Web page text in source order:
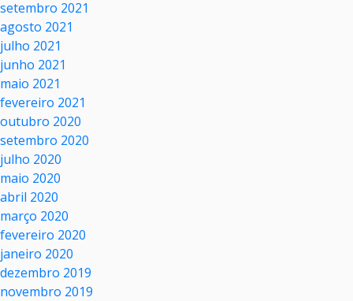
setembro 2021
agosto 2021
julho 2021
junho 2021
maio 2021
fevereiro 2021
outubro 2020
setembro 2020
julho 2020
maio 2020
abril 2020
março 2020
fevereiro 2020
janeiro 2020
dezembro 2019
novembro 2019